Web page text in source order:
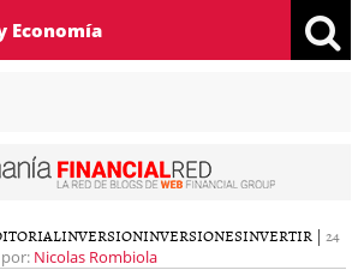
Economía
INVERSIONINVERSIONESINVERTIR | 24
Nicolas Rombiola